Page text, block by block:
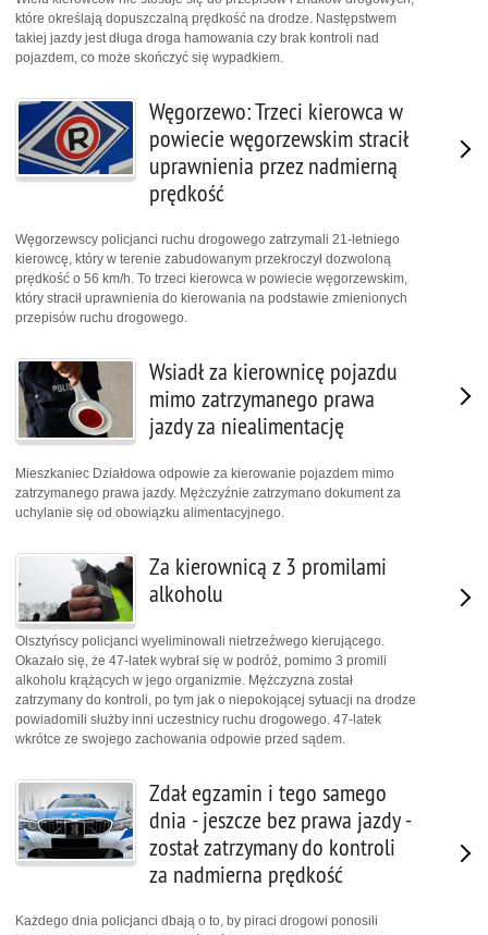
które określają dopuszczalną prędkość na drodze. Następstwem
takiej jazdy jest długa droga hamowania czy brak kontroli nad
pojazdem, co może skończyć się wypadkiem.
Węgorzewo: Trzeci kierowca w
powiecie węgorzewskim stracił
uprawnienia przez nadmierną
prędkość
Węgorzewscy policjanci ruchu drogowego zatrzymali 21-letniego
kierowcę, który w terenie zabudowanym przekroczył dozwoloną
prędkość o 56 km/h. To trzeci kierowca w powiecie węgorzewskim,
który stracił uprawnienia do kierowania na podstawie zmienionych
przepisów ruchu drogowego.
Wsiadł za kierownicę pojazdu
mimo zatrzymanego prawa
jazdy za niealimentację
Mieszkaniec Działdowa odpowie za kierowanie pojazdem mimo
zatrzymanego prawa jazdy. Mężczyźnie zatrzymano dokument za
uchylanie się od obowiązku alimentacyjnego.
Za kierownicą z 3 promilami
alkoholu
Olsztyńscy policjanci wyeliminowali nietrzeźwego kierującego.
Okazało się, że 47-latek wybrał się w podróż, pomimo 3 promili
alkoholu krążących w jego organizmie. Mężczyzna został
zatrzymany do kontroli, po tym jak o niepokojącej sytuacji na drodze
powiadomili służby inni uczestnicy ruchu drogowego. 47-latek
wkrótce ze swojego zachowania odpowie przed sądem.
Zdał egzamin i tego samego
dnia - jeszcze bez prawa jazdy -
został zatrzymany do kontroli
za nadmierna prędkość
Każdego dnia policjanci dbają o to, by piraci drogowi ponosili